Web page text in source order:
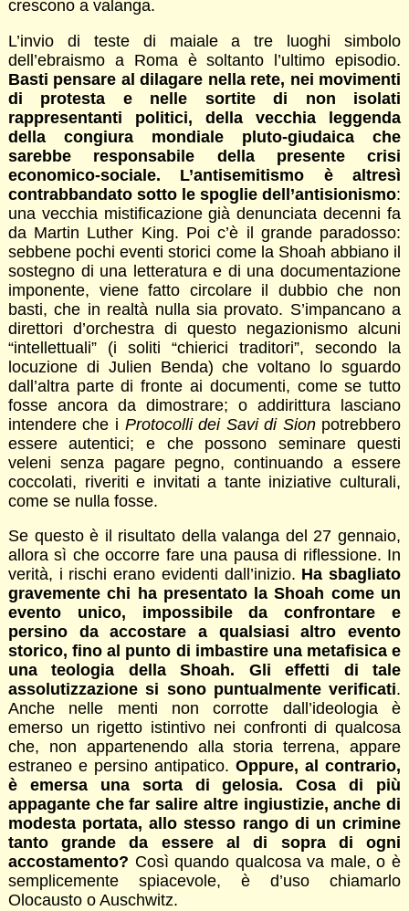
crescono a valanga.
L’invio di teste di maiale a tre luoghi simbolo
dell’ebraismo a Roma è soltanto l’ultimo episodio.
Basti pensare al dilagare nella rete, nei movimenti
di protesta e nelle sortite di non isolati
rappresentanti politici, della vecchia leggenda
della congiura mondiale pluto-giudaica che
sarebbe responsabile della presente crisi
economico-sociale. L’antisemitismo è altresì
contrabbandato sotto le spoglie dell’antisionismo:
una vecchia mistificazione già denunciata decenni fa
da Martin Luther King. Poi c’è il grande paradosso:
sebbene pochi eventi storici come la Shoah abbiano il
sostegno di una letteratura e di una documentazione
imponente, viene fatto circolare il dubbio che non
basti, che in realtà nulla sia provato. S’impancano a
direttori d’orchestra di questo negazionismo alcuni
“intellettuali” (i soliti “chierici traditori”, secondo la
locuzione di Julien Benda) che voltano lo sguardo
dall’altra parte di fronte ai documenti, come se tutto
fosse ancora da dimostrare; o addirittura lasciano
intendere che i Protocolli dei Savi di Sionpotrebbero
essere autentici; e che possono seminare questi
veleni senza pagare pegno, continuando a essere
coccolati, riveriti e invitati a tante iniziative culturali,
come se nulla fosse.
Se questo è il risultato della valanga del 27 gennaio,
allora sì che occorre fare una pausa di riflessione. In
verità, i rischi erano evidenti dall’inizio. Ha sbagliato
gravemente chi ha presentato la Shoah come un
evento unico, impossibile da confrontare e
persino da accostare a qualsiasi altro evento
storico, fino al punto di imbastire una metafisica e
una teologia della Shoah. Gli effetti di tale
assolutizzazione si sono puntualmente verificati.
Anche nelle menti non corrotte dall’ideologia è
emerso un rigetto istintivo nei confronti di qualcosa
che, non appartenendo alla storia terrena, appare
estraneo e persino antipatico.Oppure, al contrario,
è emersa una sorta di gelosia. Cosa di più
appagante che far salire altre ingiustizie, anche di
modesta portata, allo stesso rango di un crimine
tanto grande da essere al di sopra di ogni
accostamento? Così quando qualcosa va male, o è
semplicemente spiacevole, è d’uso chiamarlo
Olocausto o Auschwitz.